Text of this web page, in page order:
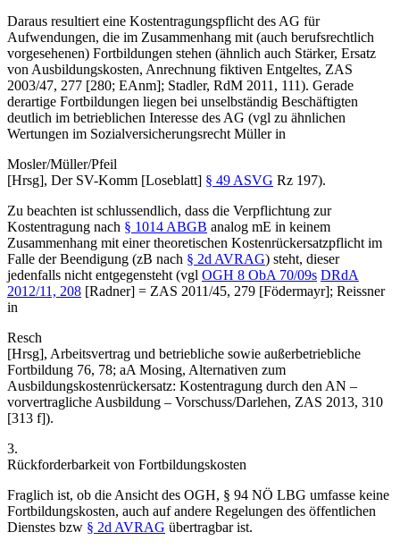
Daraus resultiert eine Kostentragungspflicht des AG für
Aufwendungen, die im Zusammenhang mit (auch berufsrechtlich
vorgesehenen) Fortbildungen stehen (ähnlich auch Stärker, Ersatz
von Ausbildungskosten, Anrechnung fiktiven Entgeltes, ZAS
2003/47, 277 [280; EAnm]; Stadler, RdM 2011, 111). Gerade
derartige Fortbildungen liegen bei unselbständig Beschäftigten
deutlich im betrieblichen Interesse des AG (vgl zu ähnlichen
Wertungen im Sozialversicherungsrecht Müllerin
Mosler/Müller/Pfeil
[Hrsg], Der SV-Komm [Loseblatt] § 49 ASVG Rz 197).
Zu beachten ist schlussendlich, dass die Verpflichtung zur
Kostentragung nach § 1014 ABGB analog mE in keinem
Zusammenhang mit einer theoretischen Kostenrückersatzpflicht im
Falle der Beendigung (zB nach § 2d AVRAG) steht, dieser
jedenfalls nicht entgegensteht (vgl OGH 8 ObA 70/09s DRdA
2012/11, 208 [Radner] = ZAS 2011/45, 279 [Födermayr]; Reissner
in
Resch
[Hrsg], Arbeitsvertrag und betriebliche sowie außerbetriebliche
Fortbildung 76, 78; aA Mosing, Alternativen zum
Ausbildungskostenrückersatz: Kostentragung durch den AN –
vorvertragliche Ausbildung – Vorschuss/Darlehen, ZAS 2013, 310
[313 f]).
3.
Rückforderbarkeit von Fortbildungskosten
Fraglich ist, ob die Ansicht des OGH, § 94 NÖ LBG umfasse keine
Fortbildungskosten, auch auf andere Regelungen des öffentlichen
Dienstes bzw § 2d AVRAG übertragbar ist.